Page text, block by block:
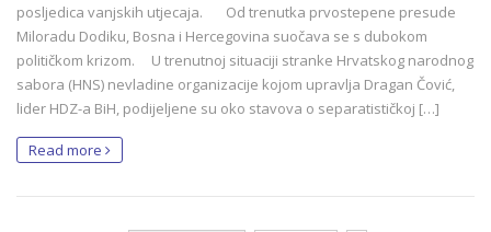
posljedica vanjskih utjecaja. Od trenutka prvostepene presude
Miloradu Dodiku, Bosna i Hercegovina suočava se s dubokom
političkom krizom. U trenutnoj situaciji stranke Hrvatskog narodnog
sabora (HNS) nevladine organizacije kojom upravlja Dragan Čović,
lider HDZ-a BiH, podijeljene su oko stavova o separatističkoj […]
Read more